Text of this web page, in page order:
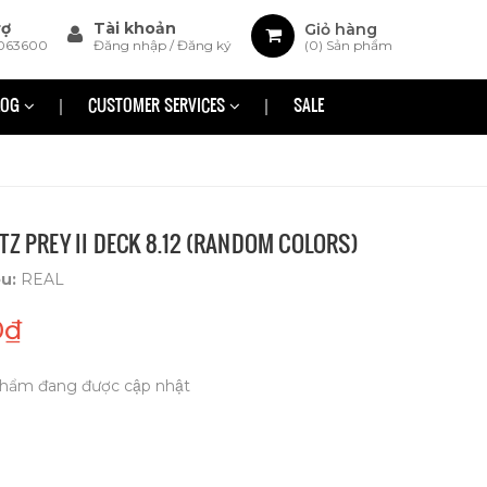
Giỏ hàng
(0) Sản phẩm
Tài khoản
Đăng nhập /Đăng ký
CUSTOMER SERVICES SALE
PREY II DECK 8.12 (RANDOM COLORS)
REAL
đang được cập nhật